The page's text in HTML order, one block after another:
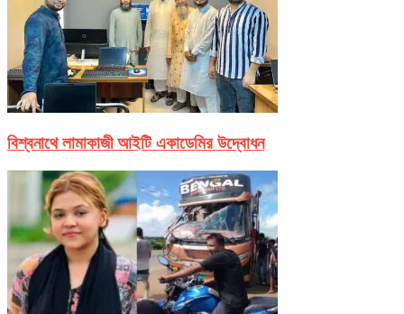
বিশ্বনাথে লামাকাজী আইটি একাডেমির উদ্বোধন